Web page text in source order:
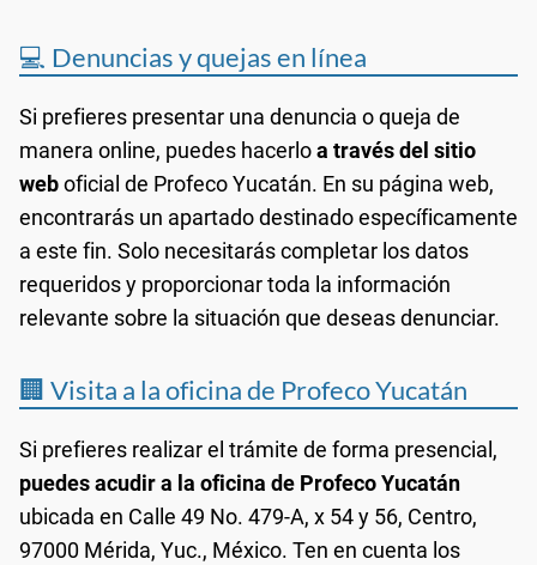
💻 Denuncias y quejas en línea
Si prefieres presentar una denuncia o queja de
manera online, puedes hacerloa través del sitio
weboficial de Profeco Yucatán. En su página web,
encontrarás un apartado destinado específicamente
a este fin. Solo necesitarás completar los datos
requeridos y proporcionar toda la información
relevante sobre la situación que deseas denunciar.
🏢 Visita a la oficina de Profeco Yucatán
Si prefieres realizar el trámite de forma presencial,
puedes acudir a la oficina de Profeco Yucatán
ubicada en Calle 49 No. 479-A, x 54 y 56, Centro,
97000 Mérida, Yuc., México. Ten en cuenta los